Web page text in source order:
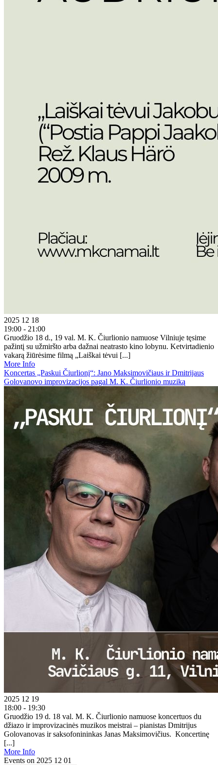
2025 12 18
19:00 - 21:00
Gruodžio 18 d., 19 val. M. K. Čiurlionio namuose Vilniuje tęsime
pažintį su užmiršto arba dažnai neatrasto kino lobynu. Ketvirtadienio
vakarą žiūrėsime filmą „Laiškai tėvui [...]
More Info
Koncertas „Paskui Čiurlionį“: Jano Maksimovičiaus ir Dmitrijaus
Golovanovo improvizacijos pagal M. K. Čiurlionio muziką
2025 12 19
18:00 - 19:30
Gruodžio 19 d. 18 val. M. K. Čiurlionio namuose koncertuos du
džiazo ir improvizacinės muzikos meistrai – pianistas Dmitrijus
Golovanovas ir saksofonininkas Janas Maksimovičius. Koncertinę
[...]
More Info
Events on 2025 12 01